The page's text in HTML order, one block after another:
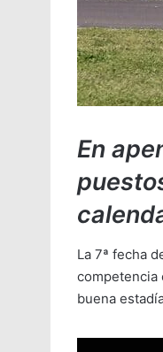
En
La 7ª fecha
competencia
buena